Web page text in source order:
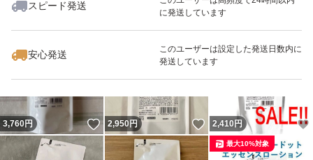
スピード発送
に発送しています
安心発送
このユーザーは設定した発送日数内に
発送しています
いいね！
2,998
3,760円 いいね！
2,950 円 いいね！
2,410 円
最大10%対象